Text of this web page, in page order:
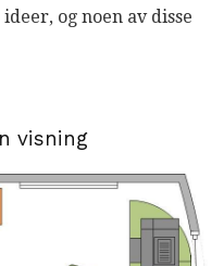
og noen av disse
visning